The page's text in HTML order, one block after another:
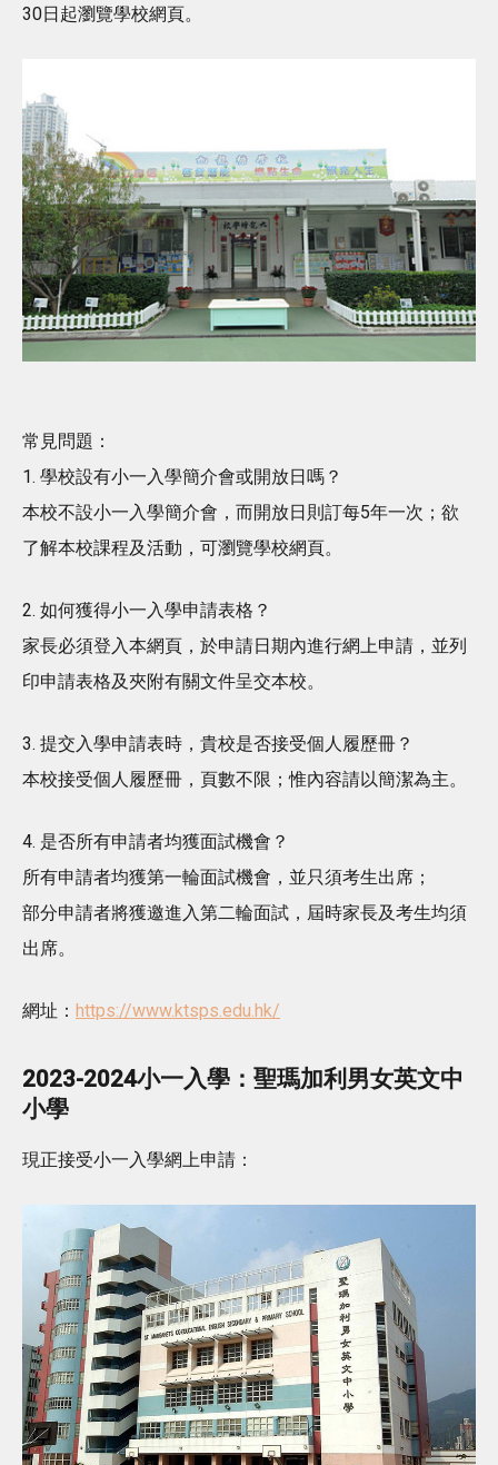
30日起瀏覽學校網頁。
常見問題：
1. 學校設有小一入學簡介會或開放日嗎？
本校不設小一入學簡介會，而開放日則訂每5年一次；欲
了解本校課程及活動，可瀏覽學校網頁。
2. 如何獲得小一入學申請表格？
家長必須登入本網頁，於申請日期內進行網上申請，並列
印申請表格及夾附有關文件呈交本校。
3. 提交入學申請表時，貴校是否接受個人履歷冊？
本校接受個人履歷冊，頁數不限；惟內容請以簡潔為主。
4. 是否所有申請者均獲面試機會？
所有申請者均獲第一輪面試機會，並只須考生出席；
部分申請者將獲邀進入第二輪面試，屆時家長及考生均須
出席。
網址： https://www.ktsps.edu.hk/
2023-2024小一入學：聖瑪加利男女英文中
小學
現正接受小一入學網上申請：